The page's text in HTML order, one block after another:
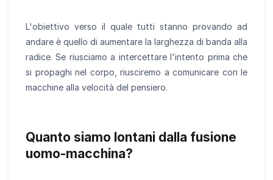
L'obiettivo verso il quale tutti stanno provando ad
andare è quello di aumentare la larghezza di banda alla
radice. Se riusciamo a intercettare l'intento prima che
si propaghi nel corpo, riusciremo a comunicare con le
macchine alla velocità del pensiero.
Quanto siamo lontani dalla fusione
uomo-macchina?